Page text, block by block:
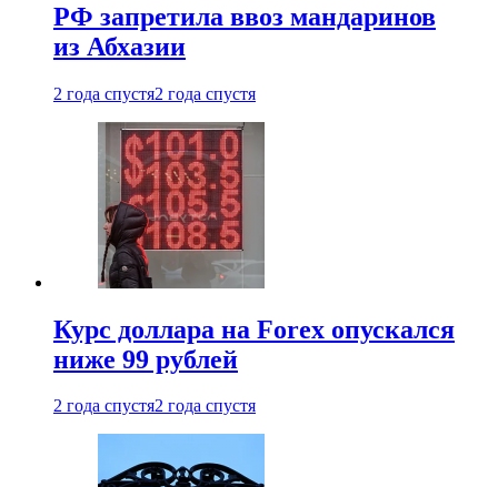
РФ запретила ввоз мандаринов
из Абхазии
2 года спустя2 года спустя
Курс доллара на Forex опускался
ниже 99 рублей
2 года спустя2 года спустя